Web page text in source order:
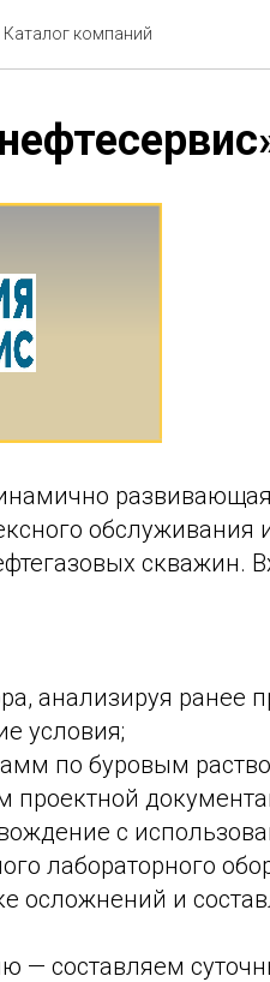
Каталог компаний
обслуживания
скважин.
анализируя ранее
условия;
по буровым
проектной
с
лабораторного
осложнений и
— составляем